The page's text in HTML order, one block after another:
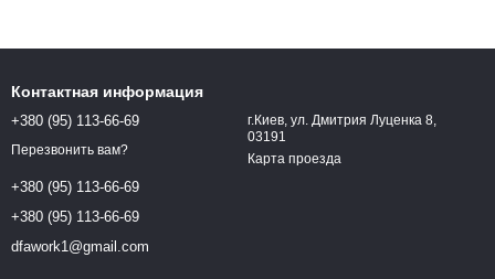
Контактная информация
+380 (95) 113-66-69
Перезвонить вам?
+380 (95) 113-66-69
+380 (95) 113-66-69
dfawork1@gmail.com
г.Киев, ул. Дмитрия Луценка 8,
03191
Карта проезда